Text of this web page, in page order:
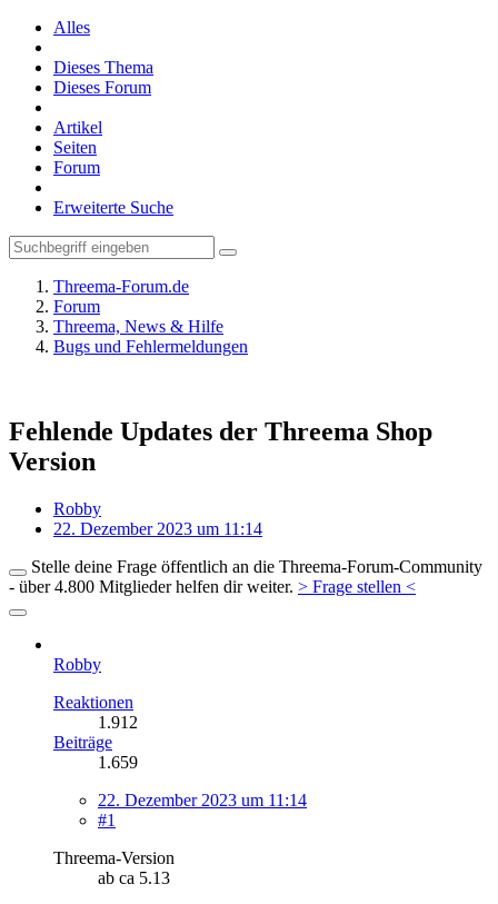
Alles
Dieses Thema
Dieses Forum
Artikel
Seiten
Forum
Erweiterte Suche
Threema-Forum.de
Forum
Threema, News & Hilfe
Bugs und Fehlermeldungen
Fehlende Updates der Threema Shop
Version
Robby
22. Dezember 2023 um 11:14
Stelle deine Frage öffentlich an die Threema-Forum-Community
- über 4.800 Mitglieder helfen dir weiter. > Frage stellen <
Robby
Reaktionen
1.912
Beiträge
1.659
22. Dezember 2023 um 11:14
#1
Threema-Version
ab ca 5.13